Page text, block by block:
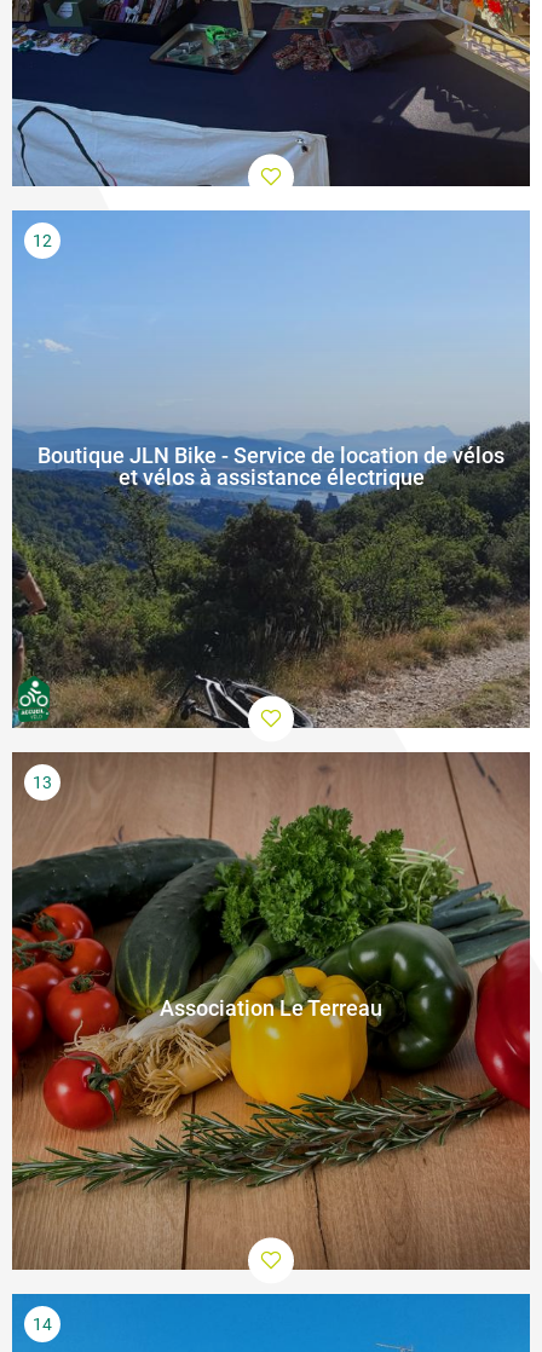
Boutique JLN Bike - Service de location de vélos
et vélos à assistance électrique
Association Le Terreau